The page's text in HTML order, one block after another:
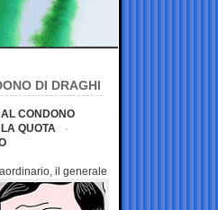
DI DRAGHI
CONDONO
QUOTA
il generale